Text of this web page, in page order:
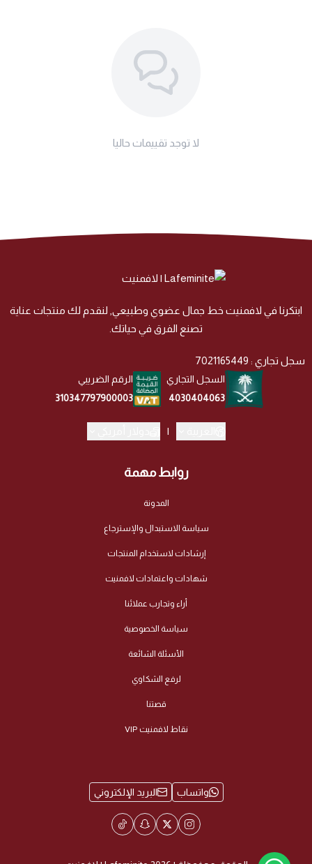
لا توجد تقييمات حاليا
روابط مهمة
المدونة
سياسة الاستبدال والإسترجاع
إرشادات لاستخدام المنتجات
شهادات واعتمادات لافمنيت
أراء وتجارب عملائنا
سياسة الخصوصية
الأسئلة الشائعة
لرفع الشكاوي
قصتنا
نقاط لافمنيت VIP
ابتكرنا في لافمنيت خط جمال عضوي وطبيعي, لنقدم لك منتجات عناية
تصنع الفرق في حياتك.
سجل تجاري : 7021165449
السجل التجاري
4030404063
الرقم الضريبي
310347797900003
|
واتساب البريد الإلكتروني